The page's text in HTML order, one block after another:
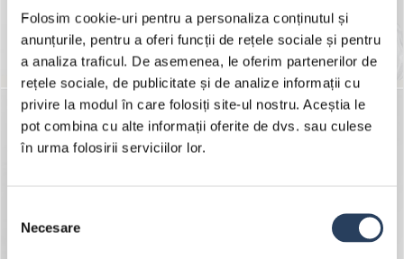
Folosim cookie-uri pentru a personaliza conținutul și
anunțurile, pentru a oferi funcții de rețele sociale și pentru
a analiza traficul. De asemenea, le oferim partenerilor de
rețele sociale, de publicitate și de analize informații cu
privire la modul în care folosiți site-ul nostru. Aceștia le
pot combina cu alte informații oferite de dvs. sau culese
în urma folosirii serviciilor lor.
consimțământului
Necesare